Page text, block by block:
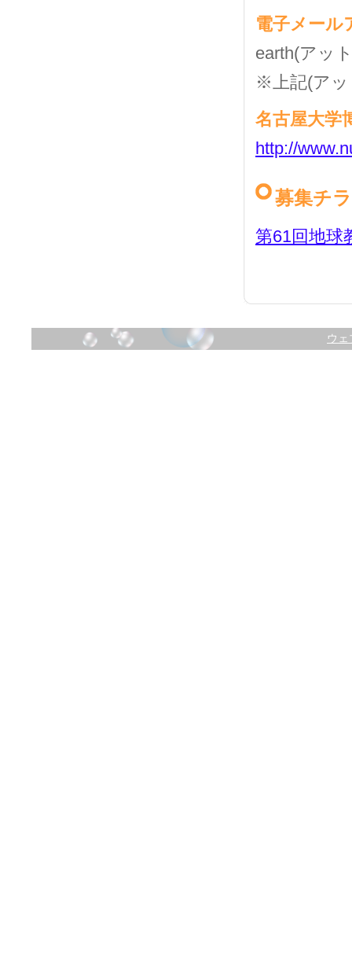
電子メール
earth(アッ
※上記(アッ
名古屋大学
http://
募集チ
第61回地球
ウ